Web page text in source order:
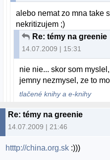
alebo nemat zo mna take
nekritizujem ;)
Re: témy na greenie
14.07.2009 | 15:31
nie nie... skor som
jemny nezmysel, ze to
tlačené knihy a e-knihy
Re: témy na greenie
14.07.2009 | 21:46
htttp://china.org.sk :)))